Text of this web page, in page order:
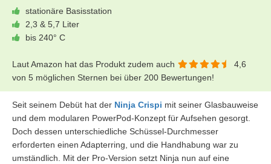
stationäre Basisstation
2,3 & 5,7 Liter
bis 240° C
Laut Amazon hat das Produkt zudem auch
4,6
von 5 möglichen Sternen bei über 200 Bewertungen!
Seit seinem Debüt hat der Ninja Crispi mit seiner Glasbauweise
und dem modularen PowerPod-Konzept für Aufsehen gesorgt.
Doch dessen unterschiedliche Schüssel-Durchmesser
erforderten einen Adapterring, und die Handhabung war zu
umständlich. Mit der Pro-Version setzt Ninja nun auf eine